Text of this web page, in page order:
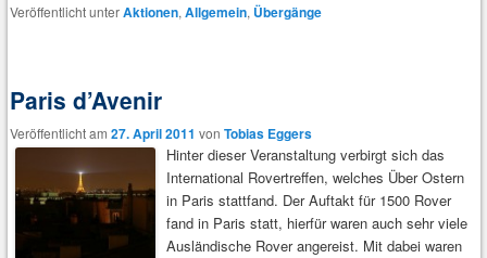
Veröffentlicht unterAktionen,Allgemein, Übergänge
Paris d’Avenir
Veröffentlicht am27. April 2011 vonTobias Eggers
Hinter dieser Veranstaltung verbirgt sich das
International Rovertreffen, welches Über Ostern
in Paris stattfand. Der Auftakt für 1500 Rover
fand in Paris statt, hierfür waren auch sehr viele
Ausländische Rover angereist. Mit dabei waren